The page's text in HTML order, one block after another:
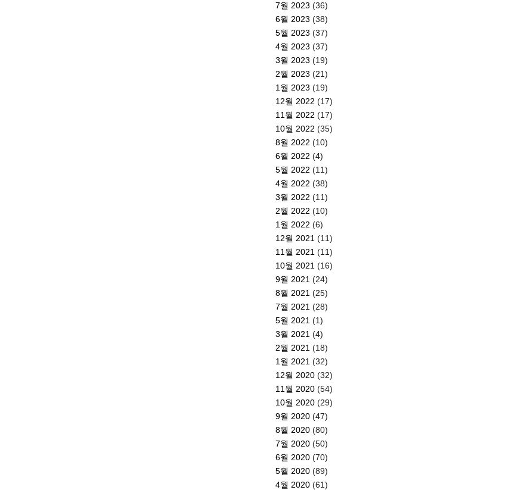
7월 2023 (36)
6월 2023 (38)
5월 2023 (37)
4월 2023 (37)
3월 2023 (19)
2월 2023 (21)
1월 2023 (19)
12월 2022 (17)
11월 2022 (17)
10월 2022 (35)
8월 2022 (10)
6월 2022 (4)
5월 2022 (11)
4월 2022 (38)
3월 2022 (11)
2월 2022 (10)
1월 2022 (6)
12월 2021 (11)
11월 2021 (11)
10월 2021 (16)
9월 2021 (24)
8월 2021 (25)
7월 2021 (28)
5월 2021 (1)
3월 2021 (4)
2월 2021 (18)
1월 2021 (32)
12월 2020 (32)
11월 2020 (54)
10월 2020 (29)
9월 2020 (47)
8월 2020 (80)
7월 2020 (50)
6월 2020 (70)
5월 2020 (89)
4월 2020 (61)